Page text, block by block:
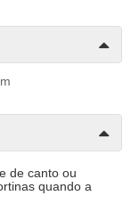
de canto ou
quando a